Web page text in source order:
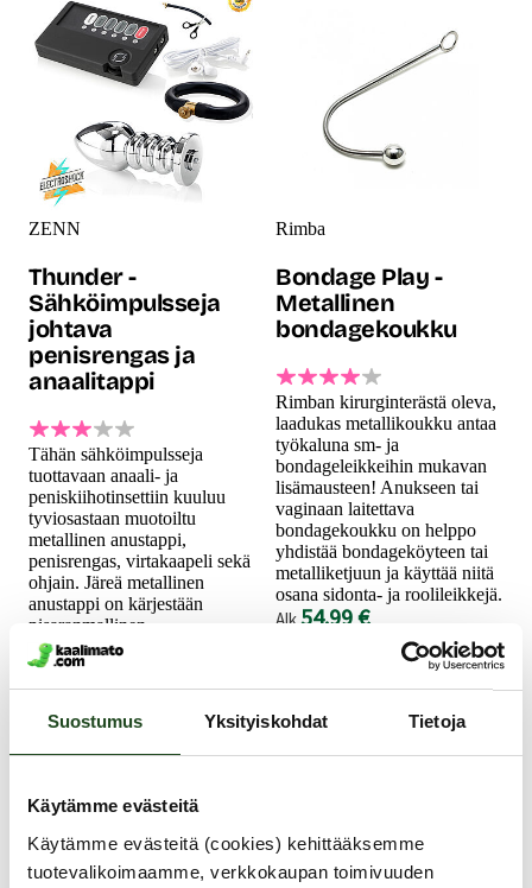
Suostumus Yksityiskohdat Tietoja
Käytämme evästeitä
Käytämme evästeitä (cookies) kehittääksemme
tuotevalikoimaamme, verkkokaupan toimivuuden
ZENN
Thunder -
Sähköimpulsseja
johtava
penisrengas ja
anaalitappi
Tähän sähköimpulsseja
tuottavaan anaali- ja
peniskiihotinsettiin kuuluu
tyviosastaan muotoiltu
metallinen anustappi,
penisrengas, virtakaapeli sekä
ohjain. Järeä metallinen
anustappi on kärjestään
pisaranmallinen.
69.99 €
Rimba
Bondage Play -
Metallinen
bondagekoukku
Rimban kirurginterästä oleva,
laadukas metallikoukku antaa
työkaluna sm- ja
bondageleikkeihin mukavan
lisämausteen! Anukseen tai
vaginaan laitettava
bondagekoukku on helppo
yhdistää bondageköyteen tai
metalliketjuun ja käyttää niitä
osana sidonta- ja roolileikkejä.
Alk.54.99 €